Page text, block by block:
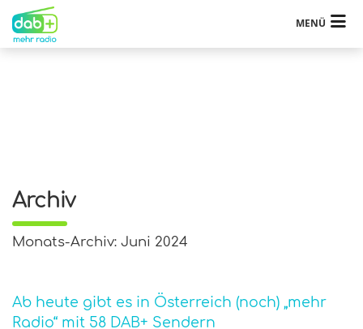
MENÜ
Archiv
Monats-Archiv: Juni 2024
Ab heute gibt es in Österreich (noch) „mehr
Radio“ mit 58 DAB+ Sendern